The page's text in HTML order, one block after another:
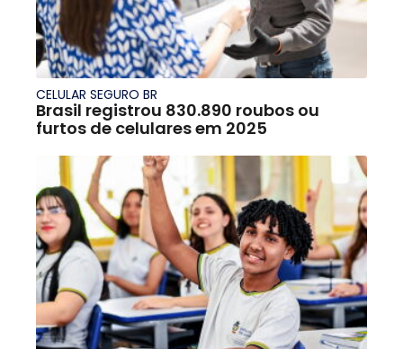
CELULAR SEGURO BR
Brasil registrou 830.890 roubos ou
furtos de celulares em 2025